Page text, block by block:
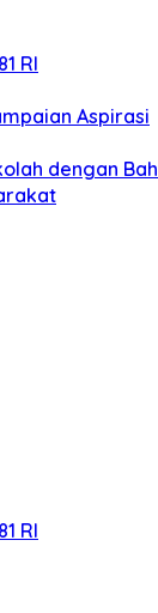
RI
Aspirasi
dengan
RI